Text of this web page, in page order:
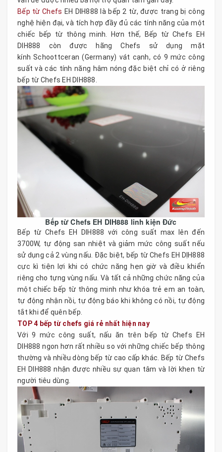
Bếp từ Chefs EH DIH888 là bếp 2 từ, được trang bị công
nghệ hiện đại, và tích hợp đầy đủ các tính năng của một
chiếc bếp từ thông minh. Hơn thế, Bếp từ Chefs EH
DIH888 còn được hãng Chefs sử dụng mặt
kính Schoottceran (Germany) vát cạnh, có 9 mức công
suất và các tính năng hâm nóng đặc biệt chỉ có ở riêng
bếp từ Chefs EH DIH888.
Bếp từ Chefs EH DIH888 linh kiện Đức
Bếp từ Chefs EH DIH888 với công suất max lên đến
3700W, tự động san nhiệt và giảm mức công suất nếu
sử dụng cả 2 vùng nấu. Đặc biệt, bếp từ Chefs EH DỊH888
cực kì tiện lợi khi có chức năng hẹn giờ và điều khiển
riêng cho tựng vùng nấu. Và tất cả những chức năng của
một chiếc bếp từ thông minh như khóa trẻ em an toàn,
tự động nhận nồi, tự động báo khi không có nồi, tự động
tắt khi để quên bếp.
TOP 4 bếp từ chefs giá rẻ nhất hiện nay
Với 9 mức công suất, nấu ăn trên bếp từ Chefs EH
DIH888 ngon hơn rất nhiều so với những chiếc bếp thông
thường và nhiều dòng bếp từ cao cấp khác. Bếp từ Chefs
EH DIH888 nhận được nhiều sự quan tâm và lời khen từ
người tiêu dùng.